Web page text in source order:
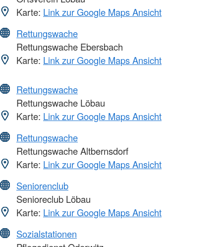
Karte: Link zur Google Maps Ansicht
Rettungswache
Rettungswache Ebersbach
Karte: Link zur Google Maps Ansicht
Rettungswache
Rettungswache Löbau
Karte: Link zur Google Maps Ansicht
Rettungswache
Rettungswache Altbernsdorf
Karte: Link zur Google Maps Ansicht
Seniorenclub
Senioreclub Löbau
Karte: Link zur Google Maps Ansicht
Sozialstationen